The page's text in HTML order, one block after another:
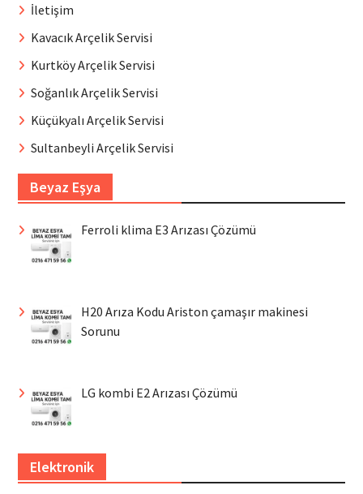
İletişim
Kavacık Arçelik Servisi
Kurtköy Arçelik Servisi
Soğanlık Arçelik Servisi
Küçükyalı Arçelik Servisi
Sultanbeyli Arçelik Servisi
Beyaz Eşya
Ferroli klima E3 Arızası Çözümü
H20 Arıza Kodu Ariston çamaşır makinesi
Sorunu
LG kombi E2 Arızası Çözümü
Elektronik